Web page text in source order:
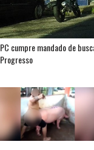
PC cumpre mandado de
Progresso